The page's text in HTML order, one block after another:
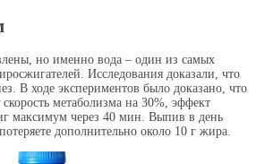
но именно вода – один из самых
Исследования доказали, что
В ходе экспериментов было доказано, что
метаболизма на 30%, эффект
максимум через 40 мин. Выпив в день
дополнительно около 10 г жира.